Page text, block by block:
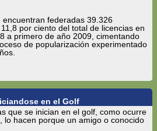
encuentran federadas 39.326
por ciento del total de licencias en
a primero de año 2009, cimentando
de popularización experimentado
en el Golf
que se inician en el golf, como ocurre
lo hacen porque un amigo o conocido